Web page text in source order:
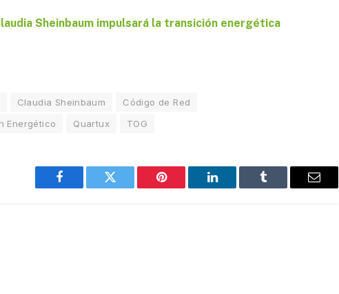
Sheinbaum impulsará la transición energética
Claudia Sheinbaum
Código de Red
Energético Quartux TOG
Facebook Twitter Pinterest LinkedIn Tumblr Email